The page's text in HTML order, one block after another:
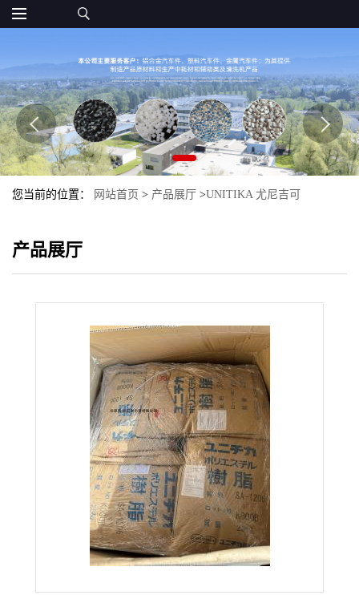
您当前的位置： 网站首页 > 产品展厅 >UNITIKA 尤尼吉可
产品展厅